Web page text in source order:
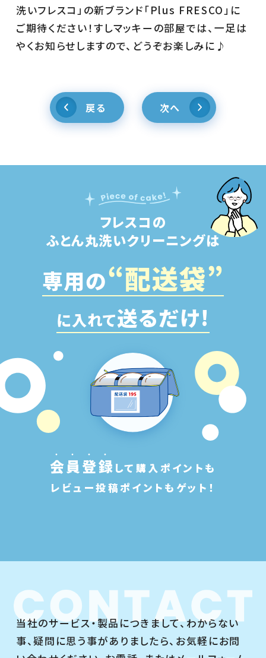
IP電話からは
06-4964-1248（有料）
[受付時間] 9:30～16:30
法人様向けふとん丸洗い
個人情報の取り扱いについて
転載について
会社概要 お問い合わせ
洗いフレスコ」の新ブランド「Plus FRESCO」に
ご期待ください！すしマッキーの部屋では、一足は
やくお知らせしますので、どうぞお楽しみに♪
戻る 次へ
フレスコの
ふとん丸洗いクリーニングは
専用の“配送袋”
に入れて送るだけ!
会員登録 して購入ポイントも
レビュー投稿ポイントもゲット！
当社のサービス・製品につきまして、わからない
事、疑問に思う事がありましたら、お気軽にお問